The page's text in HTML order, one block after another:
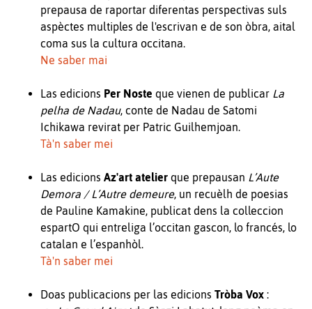
prepausa de raportar diferentas perspectivas suls
aspèctes multiples de l'escrivan e de son òbra, aital
coma sus la cultura occitana.
Ne saber mai
Las edicions Per Noste que vienen de publicar La
pelha de Nadau, conte de Nadau de Satomi
Ichikawa revirat per Patric Guilhemjoan.
Tà'n saber mei
Las edicions Az'art atelier que prepausan L’Aute
Demora / L’Autre demeure, un recuèlh de poesias
de Pauline Kamakine, publicat dens la colleccion
espartO qui entreliga l’occitan gascon, lo francés, lo
catalan e l’espanhòl.
Tà'n saber mei
Doas publicacions per las edicions Tròba Vox :